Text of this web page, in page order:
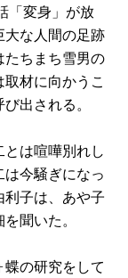
「変身」が放
な人間の足跡
ちまち雪男の
材に向かうこ
出される。
は喧嘩別れし
今騒ぎになっ
子は、あや子
聞いた。
の研究をして